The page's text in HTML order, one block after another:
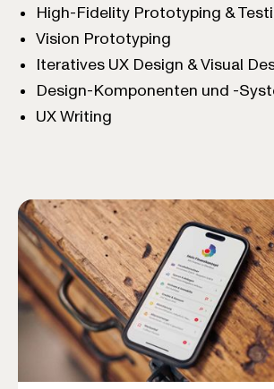
High-Fidelity Prototyping &
Vision Prototyping
Iteratives UX Design & Visual
Design-Komponenten und -
UX Writing